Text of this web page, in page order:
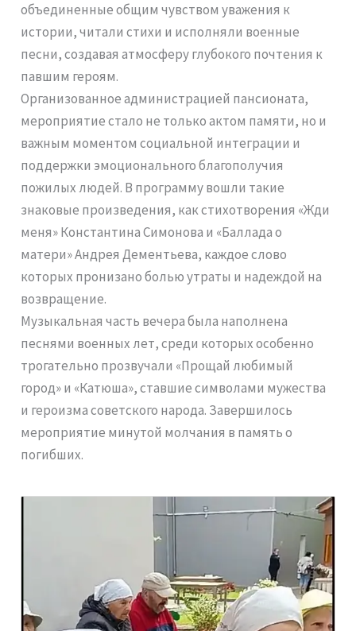
объединенные общим чувством уважения к
истории, читали стихи и исполняли военные
песни, создавая атмосферу глубокого почтения к
павшим героям.
Организованное администрацией пансионата,
мероприятие стало не только актом памяти, но и
важным моментом социальной интеграции и
поддержки эмоционального благополучия
пожилых людей. В программу вошли такие
знаковые произведения, как стихотворения «Жди
меня» Константина Симонова и «Баллада о
матери» Андрея Дементьева, каждое слово
которых пронизано болью утраты и надеждой на
возвращение.
Музыкальная часть вечера была наполнена
песнями военных лет, среди которых особенно
трогательно прозвучали «Прощай любимый
город» и «Катюша», ставшие символами мужества
и героизма советского народа. Завершилось
мероприятие минутой молчания в память о
погибших.